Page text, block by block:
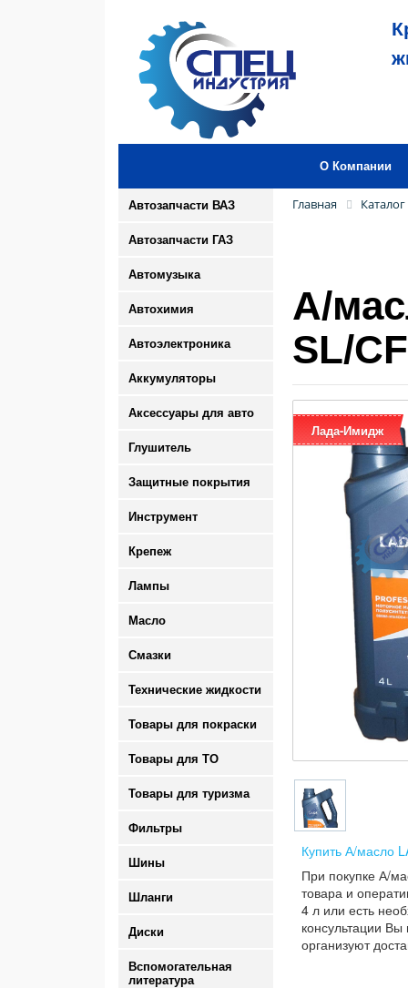
О Компании
Автозапчасти ВАЗ
Автозапчасти ГАЗ
Автомузыка
Автохимия
Автоэлектроника
Аккумуляторы
Аксессуары для авто
Глушитель
Защитные покрытия
Инструмент
Крепеж
Лампы
Масло
Смазки
Технические жидкости
Товары для покраски
Товары для ТО
Товары для туризма
Фильтры
Шины
Шланги
Диски
Вспомогательная
литература
Главная Каталог
А/
SL/
Лада-Имидж
Купить А/масло
При покупке А/
товара и
4 л или есть
консультации
организуют